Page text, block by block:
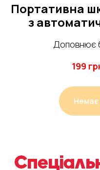
Портативна
з
Доповнює
199
Немає